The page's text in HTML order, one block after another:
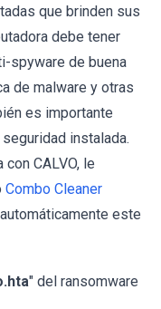
que brinden sus
debe tener
spyware de buena
de malware y otras
es importante
instalada.
CALVO, le
Combo Cleaner
este
" del ransomware